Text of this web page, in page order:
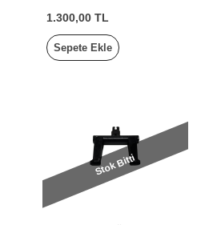
1.300,00 TL
Sepete Ekle
Stok Bitti